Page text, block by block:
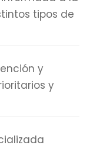
tipos de
y
y